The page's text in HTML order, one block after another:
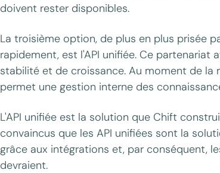
doivent rester disponibles.
La troisième option, de plus en plus prisée
rapidement, est l'API unifiée. Ce
stabilité et de croissance. Au moment de
permet une gestion interne des
L'API unifiée est la solution que Chift
convaincus que les API unifiées sont la
grâce aux intégrations et, par conséquent,
devraient.